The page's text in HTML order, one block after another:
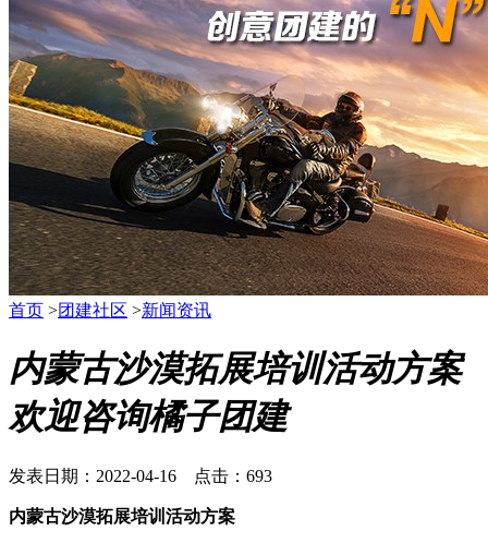
首页 >团建社区 >新闻资讯
内蒙古沙漠拓展培训活动方案
欢迎咨询橘子团建
发表日期：2022-04-16 点击：693
内蒙古沙漠拓展培训活动方案